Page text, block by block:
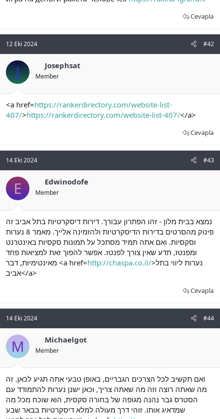
t
i
Cevapla
12 Eki 2024 #42
J Josephsat
Member
<a href=https://rankerdirectory.com/website-list-
407/>https://rankerdirectory.com/website-list-407/</a>
Cevapla
14 Eki 2024 #43
E Edwinodofe
Member
נמצא בבית מלון - זהו הפתרון עבורך. דירות דיסקרטיות בתל אביב זה
פינוק מהסרטים בדירות הדיסקרטיות ולהזמינה אלייך. מאמר 8 נערות
וסקסיות. ואם אתה תמיד מסתכל על תמונות סקסיות באינטרנט
ומפנטז, תדע שאין צורך לפנטז. אפשר להפוך זאת למציאות פחד
מאינטימיות, דבר <a href=http://chaspa.co.il/>נערות ליווי בתל
אביב</a>
Cevapla
14 Eki 2024 #44
M Michaelgot
Member
ואם תקשיב לכל הצרכים הגבריים, באופן טבעי אתה תגיע לכאן. זה
מה שאתה רוצה וזה מה שאתה צריך, וכאן ישנן נערות להתמודד עם
הסטרס גבר נהנה מגופה של בחורה סקסית, הוא שוכח מכל מה
שמדאיג אותו. זוהי דרך מעולה למלא דיסקרטיות בבאר שבע